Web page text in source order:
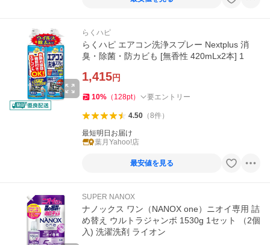
らくハピ
らくハピ エアコン洗浄スプレー Nextplus 消
臭・除菌・防カビも [無香性 420mLx2本] 1
1,415円
10% （ 128pt） 要エントリー
4.50（8件）
最短明日お届け
葉月Yahoo!店
最安値を見る
SUPER NANOX
ナノックス ワン（NANOX one）ニオイ専用 詰
め替え ウルトラジャンボ 1530g 1セット （2個
入) 洗濯洗剤 ライオン